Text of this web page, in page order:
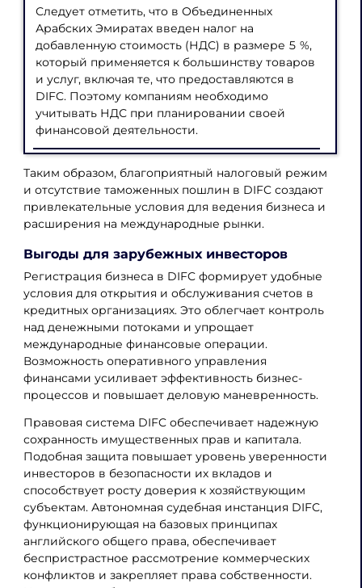
Следует отметить, что в Объединенных
Арабских Эмиратах введен налог на
добавленную стоимость (НДС) в размере 5 %,
который применяется к большинству товаров
и услуг, включая те, что предоставляются в
DIFC. Поэтому компаниям необходимо
учитывать НДС при планировании своей
финансовой деятельности.
Таким образом, благоприятный налоговый режим
и отсутствие таможенных пошлин в DIFC создают
привлекательные условия для ведения бизнеса и
расширения на международные рынки.
Выгоды для зарубежных инвесторов
Регистрация бизнеса в DIFC формирует удобные
условия для открытия и обслуживания счетов в
кредитных организациях. Это облегчает контроль
над денежными потоками и упрощает
международные финансовые операции.
Возможность оперативного управления
финансами усиливает эффективность бизнес-
процессов и повышает деловую маневренность.
Правовая система DIFC обеспечивает надежную
сохранность имущественных прав и капитала.
Подобная защита повышает уровень уверенности
инвесторов в безопасности их вкладов и
способствует росту доверия к хозяйствующим
субъектам. Автономная судебная инстанция DIFC,
функционирующая на базовых принципах
английского общего права, обеспечивает
беспристрастное рассмотрение коммерческих
конфликтов и закрепляет права собственности.